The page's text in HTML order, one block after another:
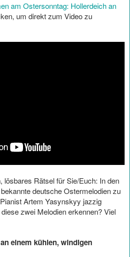
am Ostersonntag: Hollerdeich an
um direkt zum Video zu
lösbares Rätsel für Sie/Euch: In den
deutsche Ostermelodien zu
Artem Yasynskyy jazzig
zwei Melodien erkennen? Viel
einem kühlen, windigen